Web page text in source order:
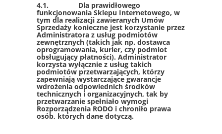
4.1. Dla prawidłowego
funkcjonowania Sklepu Internetowego, w
tym dla realizacji zawieranych Umów
Sprzedaży konieczne jest korzystanie przez
Administratora z usług podmiotów
zewnętrznych (takich jak np. dostawca
oprogramowania, kurier, czy podmiot
obsługujący płatności). Administrator
korzysta wyłącznie z usług takich
podmiotów przetwarzających, którzy
zapewniają wystarczające gwarancje
wdrożenia odpowiednich środków
technicznych i organizacyjnych, tak by
przetwarzanie spełniało wymogi
Rozporządzenia RODO i chroniło prawa
osób, których dane dotyczą.